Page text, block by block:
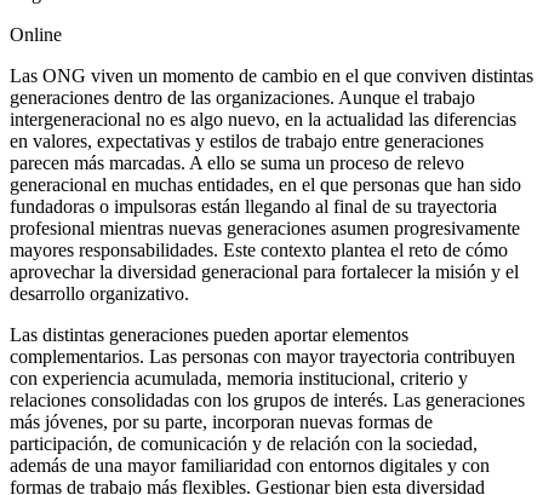
Online
Las ONG viven un momento de cambio en el que conviven distintas
generaciones dentro de las organizaciones. Aunque el trabajo
intergeneracional no es algo nuevo, en la actualidad las diferencias
en valores, expectativas y estilos de trabajo entre generaciones
parecen más marcadas. A ello se suma un proceso de relevo
generacional en muchas entidades, en el que personas que han sido
fundadoras o impulsoras están llegando al final de su trayectoria
profesional mientras nuevas generaciones asumen progresivamente
mayores responsabilidades. Este contexto plantea el reto de cómo
aprovechar la diversidad generacional para fortalecer la misión y el
desarrollo organizativo.
Las distintas generaciones pueden aportar elementos
complementarios. Las personas con mayor trayectoria contribuyen
con experiencia acumulada, memoria institucional, criterio y
relaciones consolidadas con los grupos de interés. Las generaciones
más jóvenes, por su parte, incorporan nuevas formas de
participación, de comunicación y de relación con la sociedad,
además de una mayor familiaridad con entornos digitales y con
formas de trabajo más flexibles. Gestionar bien esta diversidad